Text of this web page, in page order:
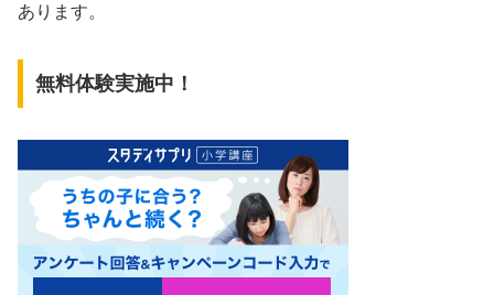
あります。
無料体験実施中！